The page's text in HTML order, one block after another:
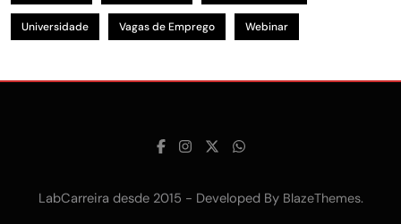
Universidade Vagas de Emprego Webinar
LabCarreira desde 2015 - Developed By BlazeThemes.